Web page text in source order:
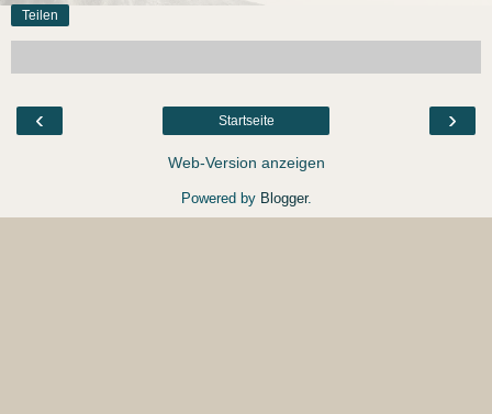
Teilen
‹ ›
Startseite
Web-Version anzeigen
Powered by Blogger.